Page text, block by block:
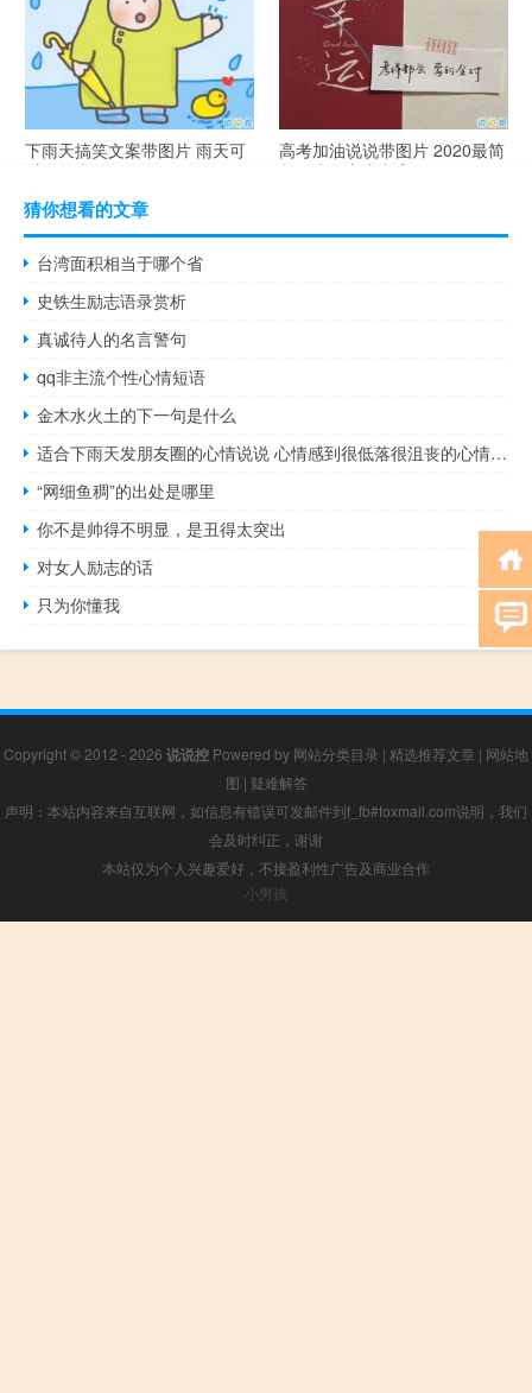
下雨天搞笑文案带图片 雨天可
以发的幽默句子
高考加油说说带图片 2020最简
单励志的高考文案
猜你想看的文章
台湾面积相当于哪个省
史铁生励志语录赏析
真诚待人的名言警句
qq非主流个性心情短语
金木水火土的下一句是什么
适合下雨天发朋友圈的心情说说 心情感到很低落很沮丧的心情说说发朋友圈
“网细鱼稠”的出处是哪里
你不是帅得不明显，是丑得太突出
对女人励志的话
只为你懂我
Copyright © 2012 - 2026 说说控 Powered by 网站分类目录 | 精选推荐文章 | 网站地
图 | 疑难解答
声明：本站内容来自互联网，如信息有错误可发邮件到f_fb#foxmail.com说明，我们
会及时纠正，谢谢
本站仅为个人兴趣爱好，不接盈利性广告及商业合作
小男孩